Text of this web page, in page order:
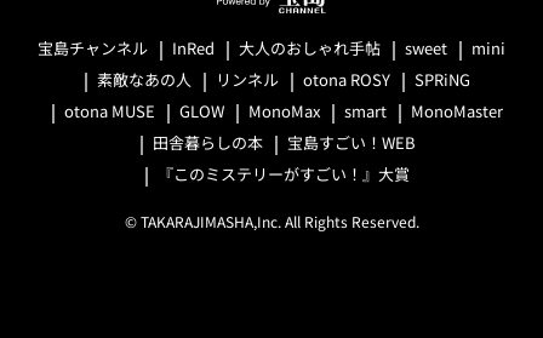
宝島チャンネル InRed 大人のおしゃれ手帖 sweet
mini
素敵なあの人
リンネル otona ROSY
SPRiNG
otona MUSE
GLOW MonoMax smart
MonoMaster
田舎暮らしの本
宝島すごい！WEB
『このミステリーがすごい！』大賞
© TAKARAJIMASHA,Inc. All Rights Reserved.